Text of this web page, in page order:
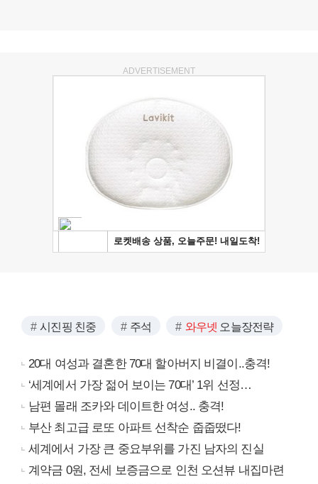
ADVERTISEMENT
시진핑 친중 주석 와우넷 오늘장전략
20대 여성과 결혼한 70대 할아버지 비결이..충격!
‘세계에서 가장 젊어 보이는 70대’ 1위 선정…
남편 몰래 조카와 데이트한 여성.. 충격!
부산 최고급 로또 아파트 선착순 줍줍떴다!
세계에서 가장 큰 중요부위를 가진 남자의 진실
계약금 0원, 전세 보증금으로 인천 오션뷰 내집마련